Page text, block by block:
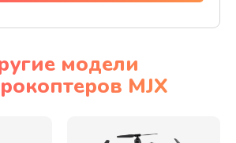
модели
MJX